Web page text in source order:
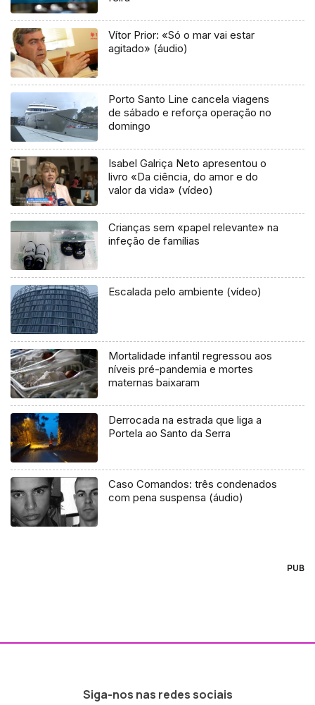
Vítor Prior: «Só o mar vai estar
agitado» (áudio)
Porto Santo Line cancela viagens
de sábado e reforça operação no
domingo
Isabel Galriça Neto apresentou o
livro «Da ciência, do amor e do
valor da vida» (vídeo)
Crianças sem «papel relevante» na
infeção de famílias
Escalada pelo ambiente (vídeo)
Mortalidade infantil regressou aos
níveis pré-pandemia e mortes
maternas baixaram
Derrocada na estrada que liga a
Portela ao Santo da Serra
Caso Comandos: três condenados
com pena suspensa (áudio)
PUB
Siga-nos nas redes sociais